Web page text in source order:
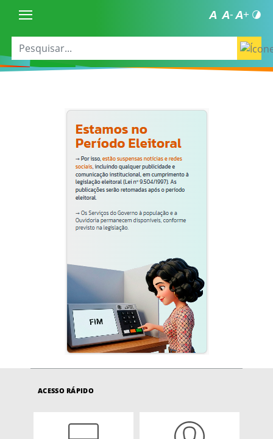
ACESSO RÁPIDO